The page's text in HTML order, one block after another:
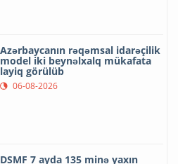
Azərbaycanın rəqəmsal idarəçilik
model iki beynəlxalq mükafata
layiq görülüb
06-08-2026
DSMF 7 ayda 135 minə yaxın